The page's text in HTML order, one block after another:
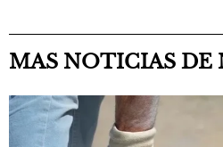
MAS NOTICIAS DE